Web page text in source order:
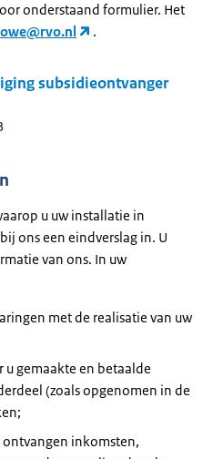
onderstaand formulier. Het
owe@rvo.nl .
subsidieontvanger
u uw installatie in
ons een eindverslag in. U
van ons. In uw
met de realisatie van uw
gemaakte en betaalde
(zoals opgenomen in de
ontvangen inkomsten,